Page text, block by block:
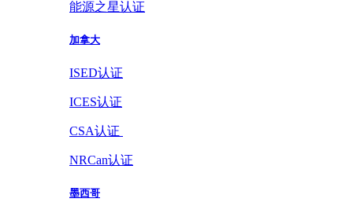
能源之星认证
加拿大
ISED认证
ICES认证
CSA认证
NRCan认证
墨西哥